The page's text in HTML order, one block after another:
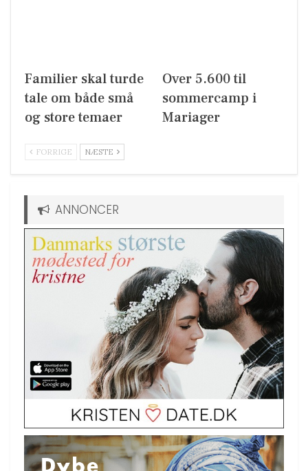
Familier skal turde
tale om både små
og store temaer
Over 5.600 til
sommercamp i
Mariager
FORRIGE NÆSTE
ANNONCER